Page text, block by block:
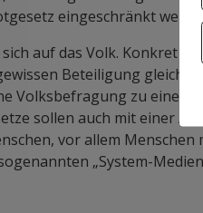
eingeschränkt
sich auf das Volk. Konkret
Beteiligung gleich
Volksbefragung zu einem
sollen auch mit einer
vor allem
„System-